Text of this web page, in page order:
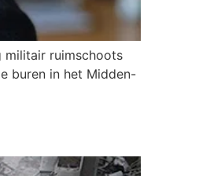
militair ruimschoots
buren in het Midden-